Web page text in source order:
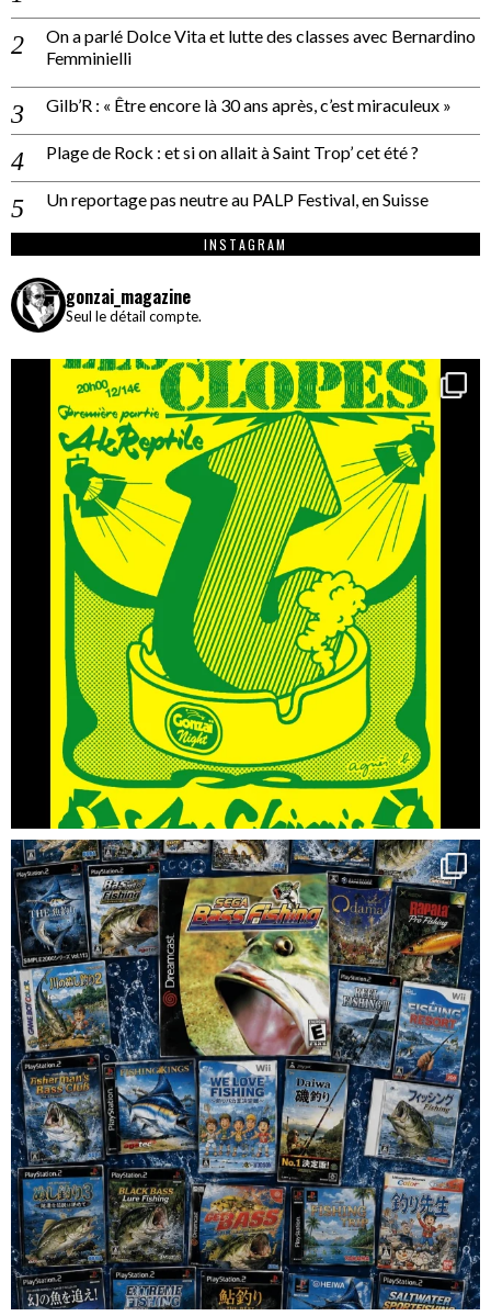
On a parlé Dolce Vita et lutte des classes avec Bernardino
Femminielli
Gilb’R : « Être encore là 30 ans après, c’est miraculeux »
Plage de Rock : et si on allait à Saint Trop’ cet été ?
Un reportage pas neutre au PALP Festival, en Suisse
INSTAGRAM
gonzai_magazine
Seul le détail compte.